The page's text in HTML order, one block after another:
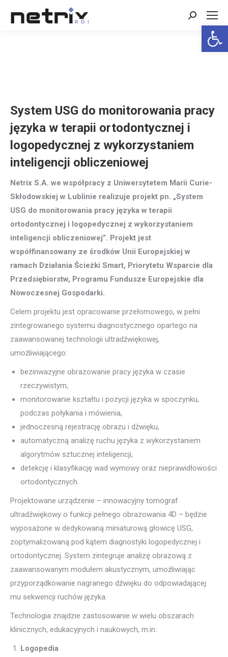
Search:
System USG do monitorowania pracy
języka w terapii ortodontycznej i
logopedycznej z wykorzystaniem
inteligencji obliczeniowej
Netrix S.A. we współpracy z Uniwersytetem Marii Curie-
Skłodowskiej w Lublinie realizuje projekt pn. „System
USG do monitorowania pracy języka w terapii
ortodontycznej i logopedycznej z wykorzystaniem
inteligencji obliczeniowej”. Projekt jest
współfinansowany ze środków Unii Europejskiej w
ramach Działania Ścieżki Smart, Priorytetu Wsparcie dla
Przedsiębiorstw, Programu Fundusze Europejskie dla
Nowoczesnej Gospodarki.
Celem projektu jest opracowanie przełomowego, w pełni
zintegrowanego systemu diagnostycznego opartego na
zaawansowanej technologii ultradźwiękowej,
umożliwiającego:
bezinwazyjne obrazowanie pracy języka w czasie
rzeczywistym,
monitorowanie kształtu i pozycji języka w spoczynku,
podczas połykania i mówienia,
jednoczesną rejestrację obrazu i dźwięku,
automatyczną analizę ruchu języka z wykorzystaniem
algorytmów sztucznej inteligencji,
detekcję i klasyfikację wad wymowy oraz nieprawidłowości
ortodontycznych.
Projektowane urządzenie – innowacyjny tomograf
ultradźwiękowy o funkcji pełnego obrazowania 4D – będzie
wyposażone w dedykowaną miniaturową głowicę USG,
zoptymalizowaną pod kątem diagnostyki logopedycznej i
ortodontycznej. System zintegruje analizę obrazową z
zaawansowanym modułem akustycznym, umożliwiając
przyporządkowanie nagranego dźwięku do odpowiadającej
mu sekwencji ruchów języka.
Technologia znajdzie zastosowanie w wielu obszarach
klinicznych, edukacyjnych i naukowych, m.in.:
Logopedia